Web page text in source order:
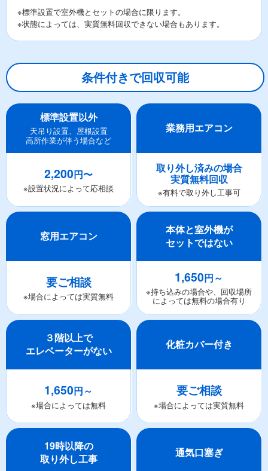
※標準設置で室外機とセットの場合に限ります。
※状態によっては、実質無料回収できない場合もあります。
条件付きで回収可能
標準設置以外
天吊り設置、屋根設置
高所作業が伴う場合など
2,200円〜
※設置状況によって応相談
業務用エアコン
取り外し済みの場合
実質無料回収
※有料で取り外し工事可
窓用エアコン
要ご相談
※場合によっては実質無料
本体と室外機が
セットではない
1,650円～
※持ち込みの場合や、回収場所
によっては無料の場合有り
３階以上で
エレベーターがない
1,650円～
※場合によっては無料
化粧カバー付き
要ご相談
※場合によっては実質無料
19時以降の
取り外し工事
通気口塞ぎ